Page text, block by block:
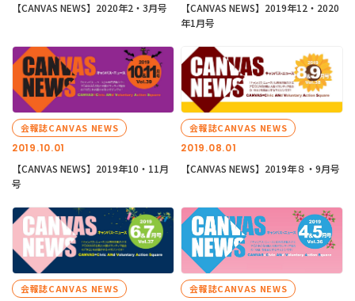
【CANVAS NEWS】2020年2・3月号
【CANVAS NEWS】2019年12・2020
年1月号
2019.10.01
会報誌CANVAS NEWS
【CANVAS NEWS】2019年10・11月
号
2019.08.01
会報誌CANVAS NEWS
【CANVAS NEWS】2019年８・9月号
会報誌CANVAS NEWS 会報誌CANVAS NEWS